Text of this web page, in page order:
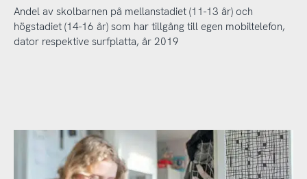
Andel av skolbarnen på mellanstadiet (11-13 år) och
högstadiet (14-16 år) som har tillgång till egen mobiltelefon,
dator respektive surfplatta, år 2019